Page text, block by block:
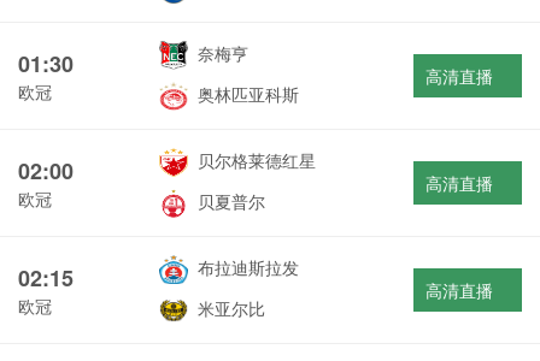
01:30
欧冠
奈梅亨
奥林匹亚科斯
高清直播
02:00
欧冠
贝尔格莱德红星
贝夏普尔
高清直播
02:15
欧冠
布拉迪斯拉发
米亚尔比
高清直播